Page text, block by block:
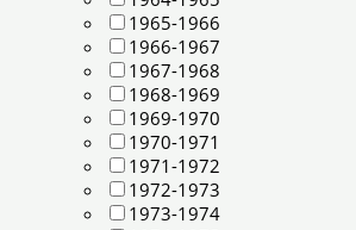
1965-1966
1966-1967
1967-1968
1968-1969
1969-1970
1970-1971
1971-1972
1972-1973
1973-1974